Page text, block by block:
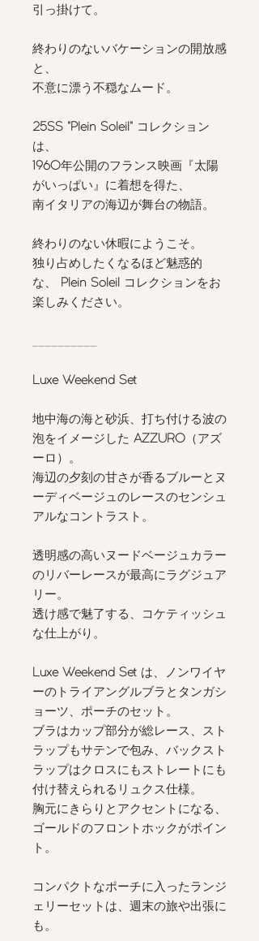
引っ掛けて。
終わりのないバケーションの開放感
と、
不意に漂う不穏なムード。
25SS "Plein Soleil" コレクション
は、
1960年公開のフランス映画『太陽
がいっぱい』に着想を得た、
南イタリアの海辺が舞台の物語。
終わりのない休暇にようこそ。
独り占めしたくなるほど魅惑的
な、
Plein Soleil コレクションをお
楽しみください。
Luxe Weekend Set
地中海の海と砂浜、打ち付ける波の
泡をイメージした AZZURO （アズ
ーロ）。
海辺の夕刻の甘さが香るブルーとヌ
ーディベージュのレースのセンシュ
アルなコントラスト。
透明感の高いヌードベージュカラー
のリバーレースが最高にラグジュア
リー。
透け感で魅了する、コケティッシュ
な仕上がり。
Luxe Weekend Set は、ノンワイヤ
ーのトライアングルブラとタンガシ
ョーツ、ポーチのセット。
ブラはカップ部分が総レース、スト
ラップもサテンで包み、バックスト
ラップはクロスにもストレートにも
付け替えられるリュクス仕様。
胸元にきらりとアクセントになる、
ゴールドのフロントホックがポイン
ト。
コンパクトなポーチに入ったランジ
ェリーセットは、週末の旅や出張に
も。